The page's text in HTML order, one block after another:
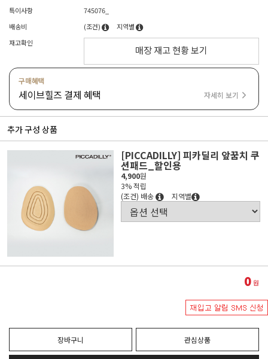
특이사항
745076_
배송비
(조건)
지역별
재고확인
매장 재고 현황 보기
구매혜택
세이브힐즈 결제 혜택 자세히 보기
추가 구성 상품
[PICCADILLY] 피카딜리 앞꿈치 쿠
션패드_할인용
4,900원
3% 적립
(조건) 배송
지역별
0원
장바구니 관심상품